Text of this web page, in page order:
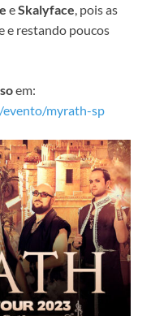
eSkalyface, pois as
e restando poucos
em:
myrath-sp